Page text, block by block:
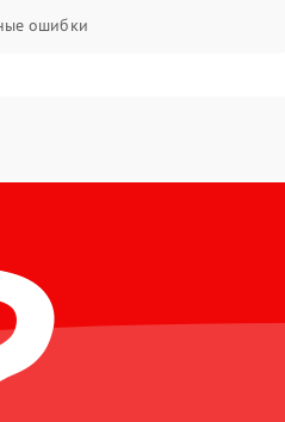
ошибки
компоненты